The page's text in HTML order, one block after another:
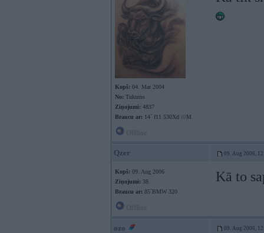
Kopš: 04. Mar 2004
No: Tukums
Ziņojumi: 4837
Braucu ar: 14` f11 530Xd ///M
Qzer 09. Aug 2006,
Kopš: 09. Aug 2006
Ziņojumi: 38
Braucu ar: 85`BMW 320
Kā to
ozo 09. Aug 2006,